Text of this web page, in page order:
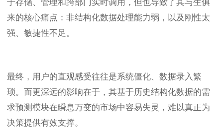
于存储、管理和跨部门实时调用，但也导致了其与生俱
来的核心痛点：非结构化数据处理能力弱，以及刚性太
强、敏捷性不足。
最终，用户的直观感受往往是系统僵化、数据录入繁
琐。而更深远的影响在于，其基于历史结构化数据的需
求预测模块在瞬息万变的市场中容易失灵，难以真正为
决策提供有效支撑。